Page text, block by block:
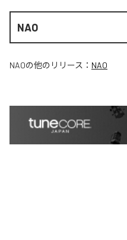
NAO
NAOの他のリリース： NAO